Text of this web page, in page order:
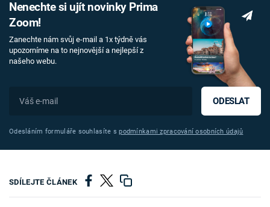
Nenechte si ujít novinky Prima
Zoom!
Zanechte nám svůj e-mail a 1x týdně vás
upozorníme na to nejnovější a nejlepší z
našeho webu.
ODESLAT
Odesláním formuláře souhlasíte spodmínkami zpracování osobních údajů
SDÍLEJTE ČLÁNEK